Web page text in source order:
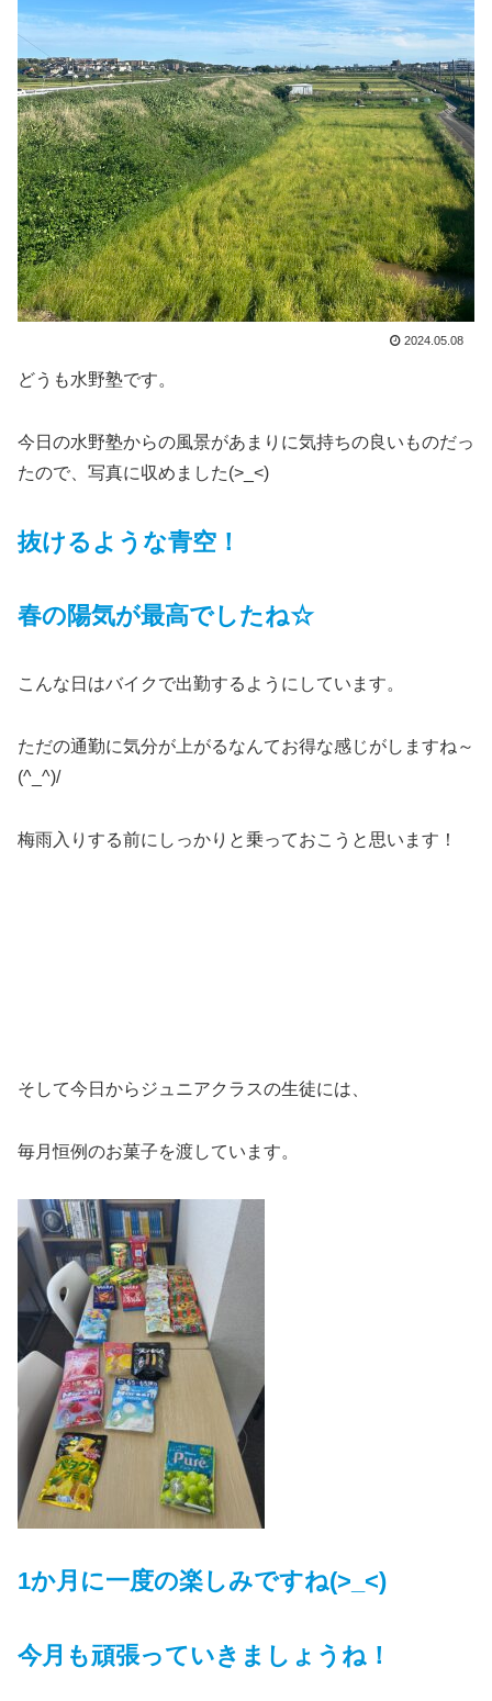
2024.05.08
どうも水野塾です。
今日の水野塾からの風景があまりに気持ちの良いものだっ
たので、写真に収めました(>_<)
抜けるような青空！
春の陽気が最高でしたね☆
こんな日はバイクで出勤するようにしています。
ただの通勤に気分が上がるなんてお得な感じがしますね～
(^_^)/
梅雨入りする前にしっかりと乗っておこうと思います！
そして今日からジュニアクラスの生徒には、
毎月恒例のお菓子を渡しています。
1か月に一度の楽しみですね(>_<)
今月も頑張っていきましょうね！